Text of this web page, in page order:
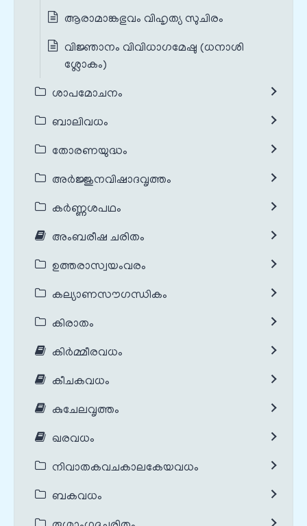
ആരാമാങ്കഭുവം വിഹൃത്യ സുചിരം
വിജ്ഞാനം വിവിധാഗമേഷു (ധനാശി
ശ്ലോകം)
ശാപമോചനം
ബാലിവധം
തോരണയുദ്ധം
അർജ്ജുനവിഷാദവൃത്തം
കർണ്ണശപഥം
അംബരീഷ ചരിതം
ഉത്തരാസ്വയംവരം
കല്യാണസൗഗന്ധികം
കിരാതം
കിർമ്മീരവധം
കീചകവധം
കുചേലവൃത്തം
ഖരവധം
നിവാതകവചകാലകേയവധം
ബകവധം